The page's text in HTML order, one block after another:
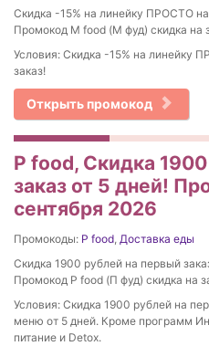
Скидка -15% на линейку ПРОСТО
Промокод M food (М фуд) скидка на
Условия: Скидка -15% на линейку
заказ!
Открыть промокод
P food, Скидка
заказ от 5 дней!
сентября 2026
Промокоды: P food, Доставка еды
Скидка 1900 рублей на первый
Промокод P food (П фуд) скидка на
Условия: Скидка 1900 рублей на
меню от 5 дней. Кроме программ
питание и Detox.